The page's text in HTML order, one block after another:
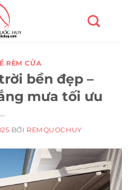
RÈM CỬA
bền đẹp –
mưa tối ưu
BỞI REMQUOCHUY